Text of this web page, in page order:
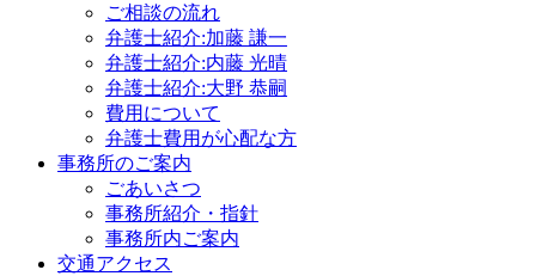
ご相談の流れ
弁護士紹介:加藤 謙一
弁護士紹介:内藤 光晴
弁護士紹介:大野 恭嗣
費用について
弁護士費用が心配な方
事務所のご案内
ごあいさつ
事務所紹介・指針
事務所内ご案内
交通アクセス